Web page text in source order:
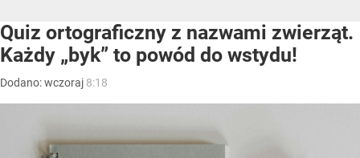
Quiz ortograficzny z nazwami zwierząt.
Każdy „byk” to powód do wstydu!
Dodano:wczoraj 8:18